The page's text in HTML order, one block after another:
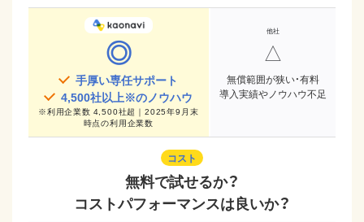
◎
手厚い専任サポート
4,500社以上※のノウハウ
※利用企業数 4,500社超｜2025年9月末
時点の利用企業数
△
無償範囲が狭い・有料
導入実績やノウハウ不足
コスト
無料で試せるか？
コストパフォーマンスは良いか？